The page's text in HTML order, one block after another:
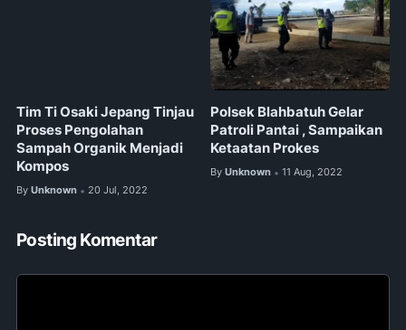
Tim Ti Osaki Jepang Tinjau
Proses Pengolahan
Sampah Organik Menjadi
Kompos
By Unknown • 20 Jul, 2022
Polsek Blahbatuh Gelar
Patroli Pantai , Sampaikan
Ketaatan Prokes
By Unknown • 11 Aug, 2022
Posting Komentar